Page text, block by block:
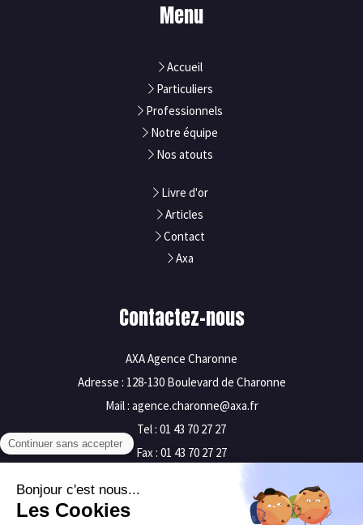
Menu
Accueil
Particuliers
Professionnels
Notre équipe
Nos atouts
Livre d'or
Articles
Contact
Axa
Contactez-nous
AXA Agence Charonne
Adresse : 128-130 Boulevard de Charonne
Mail : agence.charonne@axa.fr
Tel : 01 43 70 27 27
Fax : 01 43 70 27 27